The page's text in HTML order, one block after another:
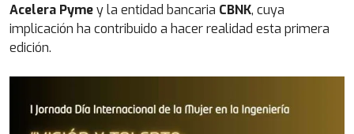
Acelera Pymey la entidad bancaria CBNK, cuya
implicación ha contribuido a hacer realidad esta primera
edición.